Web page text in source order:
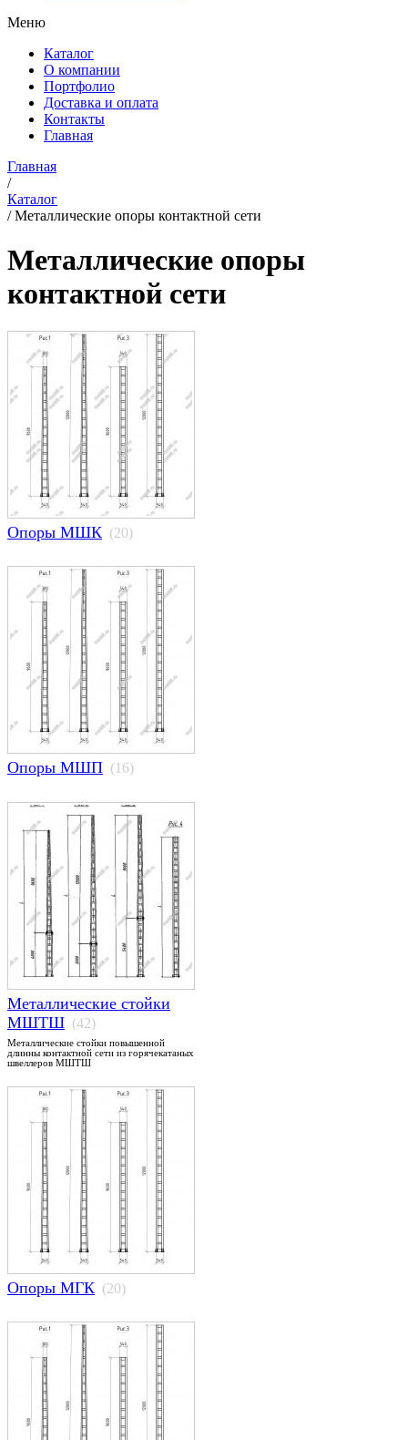
Меню
Каталог
О компании
Портфолио
Доставка и оплата
Контакты
Главная
Главная
/
Каталог
/Металлические опоры контактной сети
Металлические опоры
контактной сети
Опоры МШК (20)
Опоры МШП (16)
Металлические стойки
МШТШ (42)
Металлические стойки повышенной
длинны контактной сети из горячекатаных
швеллеров МШТШ
Опоры МГК (20)